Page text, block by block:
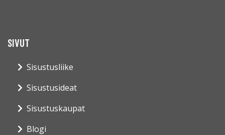
SIVUT
Sisustusliike
Sisustusideat
Sisustuskaupat
Blogi